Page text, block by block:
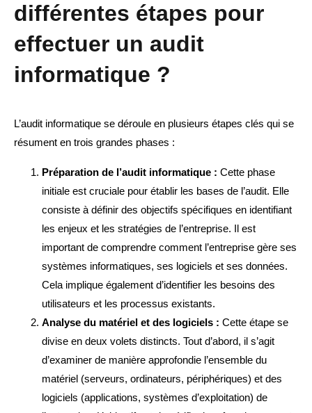
différentes étapes pour
effectuer un audit
informatique ?
L’audit informatique se déroule en plusieurs étapes clés qui se
résument en trois grandes phases :
Préparation de l’audit informatique : Cette phase
initiale est cruciale pour établir les bases de l’audit. Elle
consiste à définir des objectifs spécifiques en identifiant
les enjeux et les stratégies de l’entreprise. Il est
important de comprendre comment l’entreprise gère ses
systèmes informatiques, ses logiciels et ses données.
Cela implique également d’identifier les besoins des
utilisateurs et les processus existants.
Analyse du matériel et des logiciels : Cette étape se
divise en deux volets distincts. Tout d’abord, il s’agit
d’examiner de manière approfondie l’ensemble du
matériel (serveurs, ordinateurs, périphériques) et des
logiciels (applications, systèmes d’exploitation) de